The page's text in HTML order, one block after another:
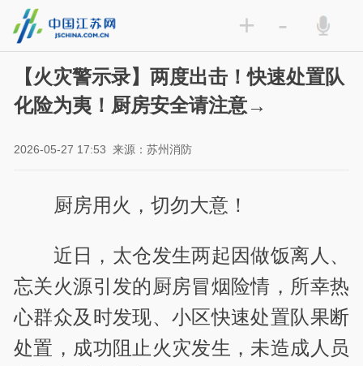
+ -
【火灾警示录】两度出击！快速处置队
化险为夷！厨房安全请注意→
2026-05-27 17:53 来源：苏州消防
厨房用火，切勿大意！
近日，太仓发生两起因做饭离人、
忘关火源引发的厨房冒烟险情，所幸热
心群众及时发现、小区快速处置队果断
处置，成功阻止火灾发生，未造成人员